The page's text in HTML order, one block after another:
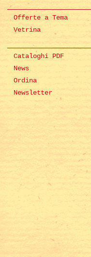
Offerte a Tema
Vetrina
Cataloghi PDF
News
Ordina
Newsletter